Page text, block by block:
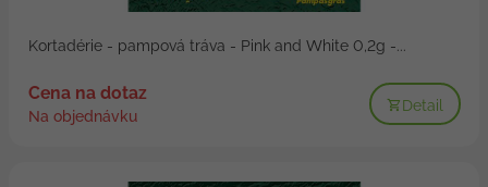
Kortadérie - pampová tráva - Pink and White 0,2g -...
Cena na dotaz
Na objednávku
Detail